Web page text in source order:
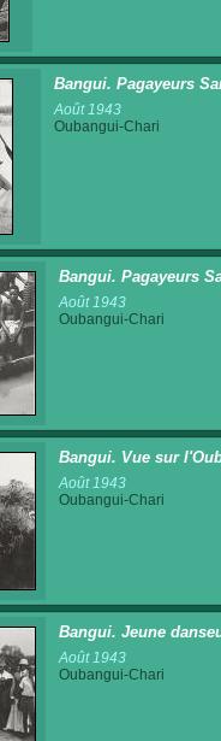
Bangui. Pagayeurs
Août 1943
Oubangui-Chari
Bangui. Pagayeurs
Août 1943
Oubangui-Chari
Bangui. Vue sur
Août 1943
Oubangui-Chari
Bangui. Jeune
Août 1943
Oubangui-Chari